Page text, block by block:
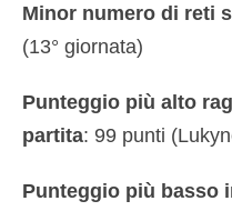
Minor numero di reti
(13° giornata)
Punteggio più alto
partita: 99 punti
Punteggio più basso